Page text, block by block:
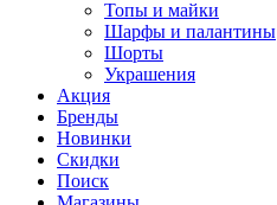
Топы и майки
Шарфы и палантины
Шорты
Украшения
Акция
Бренды
Новинки
Скидки
Поиск